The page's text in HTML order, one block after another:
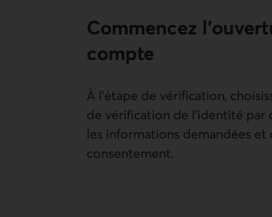
Première étape
Commencez
compte
À l’étape de vérification,
de vérification de l’identité par
les informations demandées et
consentement.